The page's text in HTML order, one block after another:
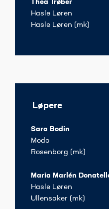
Thea Trøber
Hasle Løren
Hasle Løren (mk)
Løpere
Sara Bodin
Modo
Rosenborg (mk)
Maria Marlén
Hasle Løren
Ullensaker (mk)